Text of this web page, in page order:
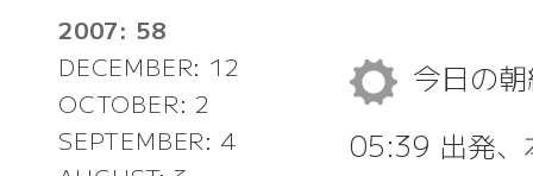
2007: 58
DECEMBER: 12
OCTOBER: 2
SEPTEMBER: 4
今日の
05:39 出発、